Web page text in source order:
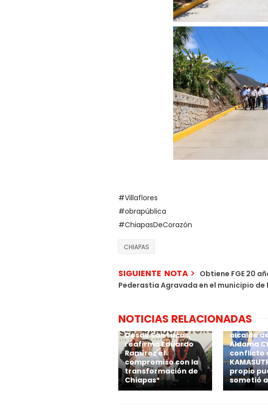
#Villaflores
#obrapública
#ChiapasDeCorazón
CHIAPAS
SIGUIENTE NOTA
Obtiene FGE 20
Pederastia Agravada en el municipio
NOTICIAS RELACIONADAS
Desde San Lucas,
reafirma Eduardo
Ramírez el
compromiso con la
transformación de
Chiapas*
Por
alcalde
Aldama
conflicto
propio
sometió